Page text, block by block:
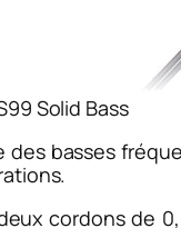
Solid Bass
basses
cordons de